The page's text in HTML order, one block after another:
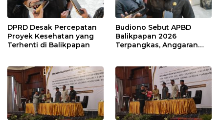
DPRD Desak Percepatan
Proyek Kesehatan yang
Terhenti di Balikpapan
Budiono Sebut APBD
Balikpapan 2026
Terpangkas, Anggaran